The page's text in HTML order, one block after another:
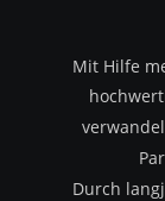
Mit Hilfe
Durch